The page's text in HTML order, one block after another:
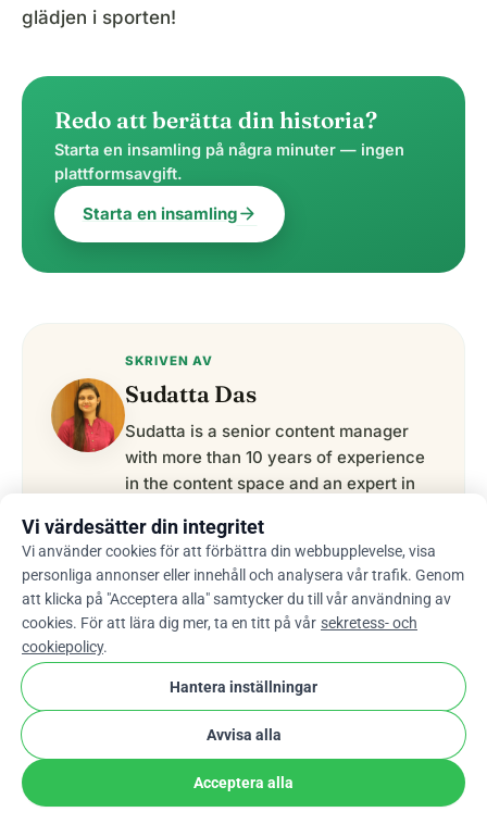
glädjen i sporten!
Redo att berätta din historia?
Starta en insamling på några minuter — ingen
plattformsavgift.
Starta en insamlingarrow_forward
SKRIVEN AV
Sudatta Das
Sudatta is a senior content manager
with more than 10 years of experience
in the content space and an expert in
topics. She enjoys creating engaging
and reader-friendly content. In addition
to writing, Sudatta is also passionate
about music, travelling, and reading.
Dela den här artikeln
Vi värdesätter din integritet
Vi använder cookies för att förbättra din webbupplevelse, visa
personliga annonser eller innehåll och analysera vår trafik. Genom
att klicka på "Acceptera alla" samtycker du till vår användning av
cookies. För att lära dig mer, ta en titt på vår sekretess- och
cookiepolicy.
Hantera inställningar
Avvisa alla
Acceptera alla